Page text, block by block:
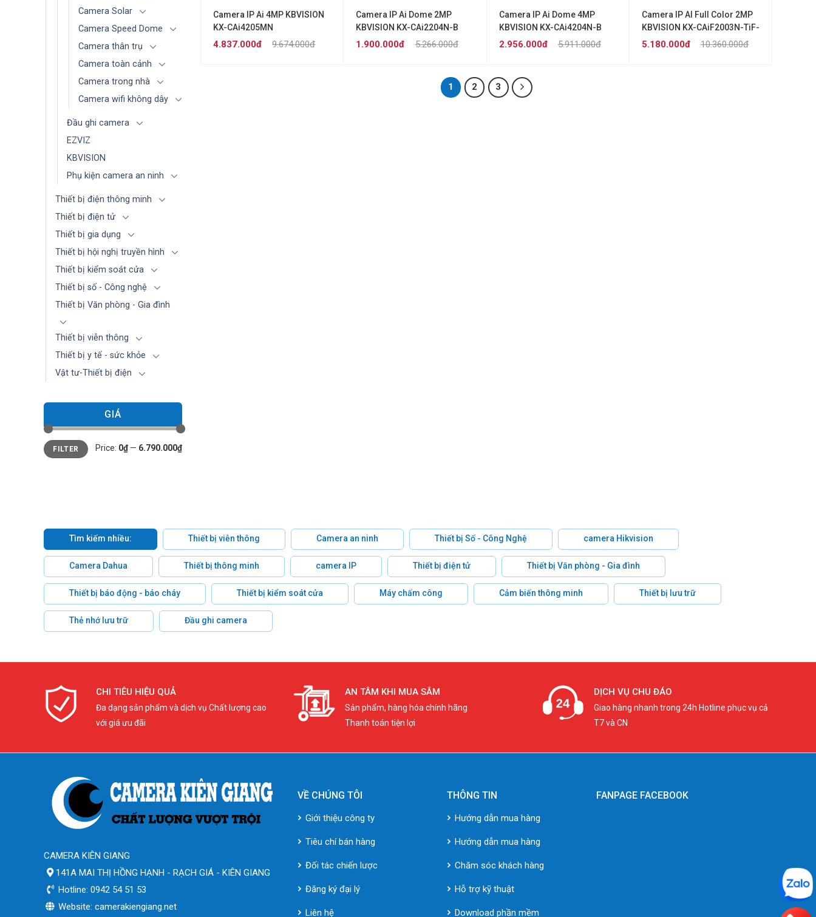
Camera Solar
Camera Speed Dome
Camera thân trụ
Camera toàn cảnh
Camera trong nhà
Camera wifi không dây
Đầu ghi camera
EZVIZ
KBVISION
Phụ kiện camera an ninh
Thiết bị điện thông minh
Thiết bị điện tử
Thiết bị gia dụng
Thiết bị hội nghị truyền hình
Thiết bị kiểm soát cửa
Thiết bị số - Công nghệ
Thiết bị Văn phòng - Gia đình
Thiết bị viễn thông
Thiết bị y tế - sức khỏe
Vật tư-Thiết bị điện
GIÁ
Min
price
Max
priceFILTER Price: 0₫ — 6.790.000₫
Camera IP Ai 4MP KBVISION
KX-CAi4205MN
9.674.000đ
4.837.000đ
Camera IP Ai Dome 2MP
KBVISION KX-CAi2204N-B
5.266.000đ
1.900.000đ
Camera IP Ai Dome 4MP
KBVISION KX-CAi4204N-B
5.911.000đ
2.956.000đ
Camera IP AI Full Color 2MP
KBVISION KX-CAiF2003N-TiF-
A
10.360.000đ
5.180.000đ
1 2 3
Tìm kiếm nhiều: Thiết bị viễn thông Camera an ninh Thiết bị Số - Công Nghệ camera Hikvision
Camera Dahua Thiết bị thông minh camera IP Thiết bị điện tử Thiết bị Văn phòng - Gia đình
Thiết bị báo động - báo cháy Thiết bị kiểm soát cửa Máy chấm công Cảm biến thông minh Thiết bị lưu trữ
Thẻ nhớ lưu trữ Đầu ghi camera
CHI TIÊU HIỆU QUẢ
Đa dạng sản phẩm và dịch vụ Chất lượng cao
với giá ưu đãi
AN TÂM KHI MUA SẮM
Sản phẩm, hàng hóa chính hãng
Thanh toán tiện lợi
DỊCH VỤ CHU ĐÁO
Giao hàng nhanh trong 24h Hotline phục vụ cả
T7 và CN
CAMERA KIÊN GIANG
141A MAI THỊ HỒNG HẠNH - RẠCH GIÁ - KIÊN GIANG
Hotline: 0942 54 51 53
Website: camerakiengiang.net
VỀ CHÚNG TÔI
Giới thiệu công ty
Tiêu chí bán hàng
Đối tác chiến lược
Đăng ký đại lý
Liên hệ
THÔNG TIN
Hướng dẫn mua hàng
Hướng dẫn mua hàng
Chăm sóc khách hàng
Hỗ trợ kỹ thuật
Download phần mềm
FANPAGE FACEBOOK